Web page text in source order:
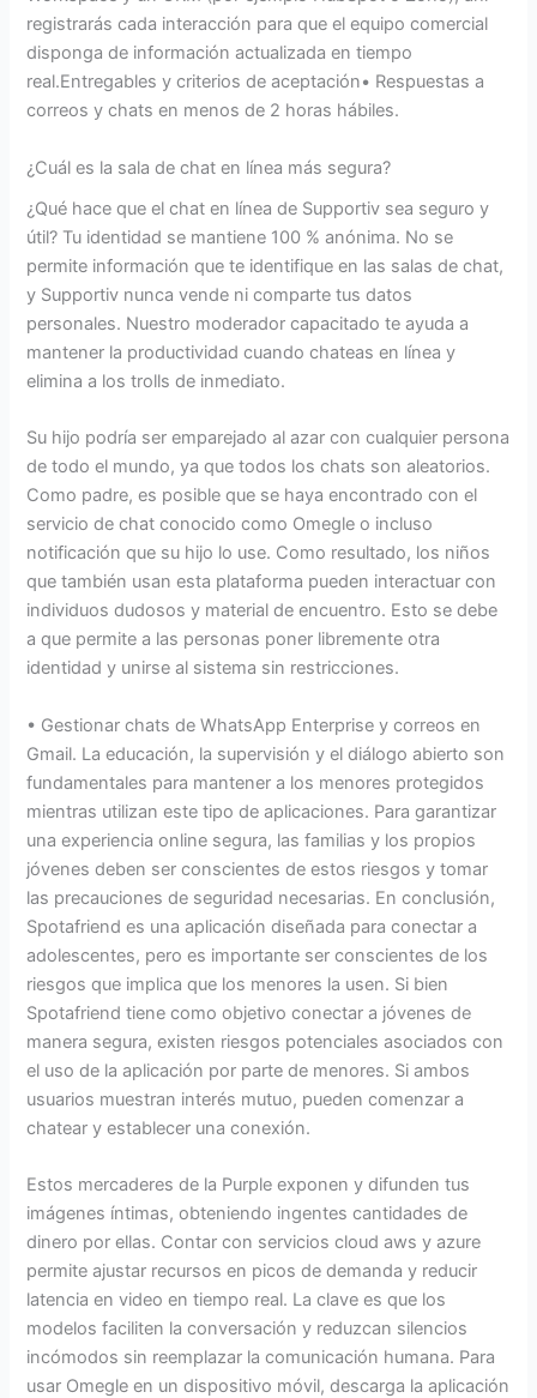
registrarás cada interacción para que el equipo comercial
disponga de información actualizada en tiempo
real.Entregables y criterios de aceptación• Respuestas a
correos y chats en menos de 2 horas hábiles.
¿Cuál es la sala de chat en línea más segura?
¿Qué hace que el chat en línea de Supportiv sea seguro y
útil? Tu identidad se mantiene 100 % anónima. No se
permite información que te identifique en las salas de chat,
y Supportiv nunca vende ni comparte tus datos
personales. Nuestro moderador capacitado te ayuda a
mantener la productividad cuando chateas en línea y
elimina a los trolls de inmediato.
Su hijo podría ser emparejado al azar con cualquier persona
de todo el mundo, ya que todos los chats son aleatorios.
Como padre, es posible que se haya encontrado con el
servicio de chat conocido como Omegle o incluso
notificación que su hijo lo use. Como resultado, los niños
que también usan esta plataforma pueden interactuar con
individuos dudosos y material de encuentro. Esto se debe
a que permite a las personas poner libremente otra
identidad y unirse al sistema sin restricciones.
• Gestionar chats de WhatsApp Enterprise y correos en
Gmail. La educación, la supervisión y el diálogo abierto son
fundamentales para mantener a los menores protegidos
mientras utilizan este tipo de aplicaciones. Para garantizar
una experiencia online segura, las familias y los propios
jóvenes deben ser conscientes de estos riesgos y tomar
las precauciones de seguridad necesarias. En conclusión,
Spotafriend es una aplicación diseñada para conectar a
adolescentes, pero es importante ser conscientes de los
riesgos que implica que los menores la usen. Si bien
Spotafriend tiene como objetivo conectar a jóvenes de
manera segura, existen riesgos potenciales asociados con
el uso de la aplicación por parte de menores. Si ambos
usuarios muestran interés mutuo, pueden comenzar a
chatear y establecer una conexión.
Estos mercaderes de la Purple exponen y difunden tus
imágenes íntimas, obteniendo ingentes cantidades de
dinero por ellas. Contar con servicios cloud aws y azure
permite ajustar recursos en picos de demanda y reducir
latencia en video en tiempo real. La clave es que los
modelos faciliten la conversación y reduzcan silencios
incómodos sin reemplazar la comunicación humana. Para
usar Omegle en un dispositivo móvil, descarga la aplicación